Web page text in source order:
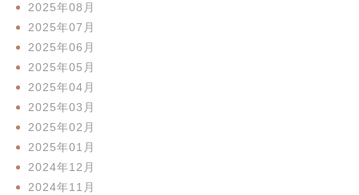
2025年08月
2025年07月
2025年06月
2025年05月
2025年04月
2025年03月
2025年02月
2025年01月
2024年12月
2024年11月